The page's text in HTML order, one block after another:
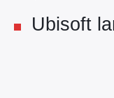
Ubisoft